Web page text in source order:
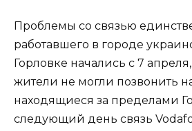
Проблемы со связью
работавшего в городе
Горловке начались с 7
жители не могли позвонить
находящиеся за пределами
следующий день связь